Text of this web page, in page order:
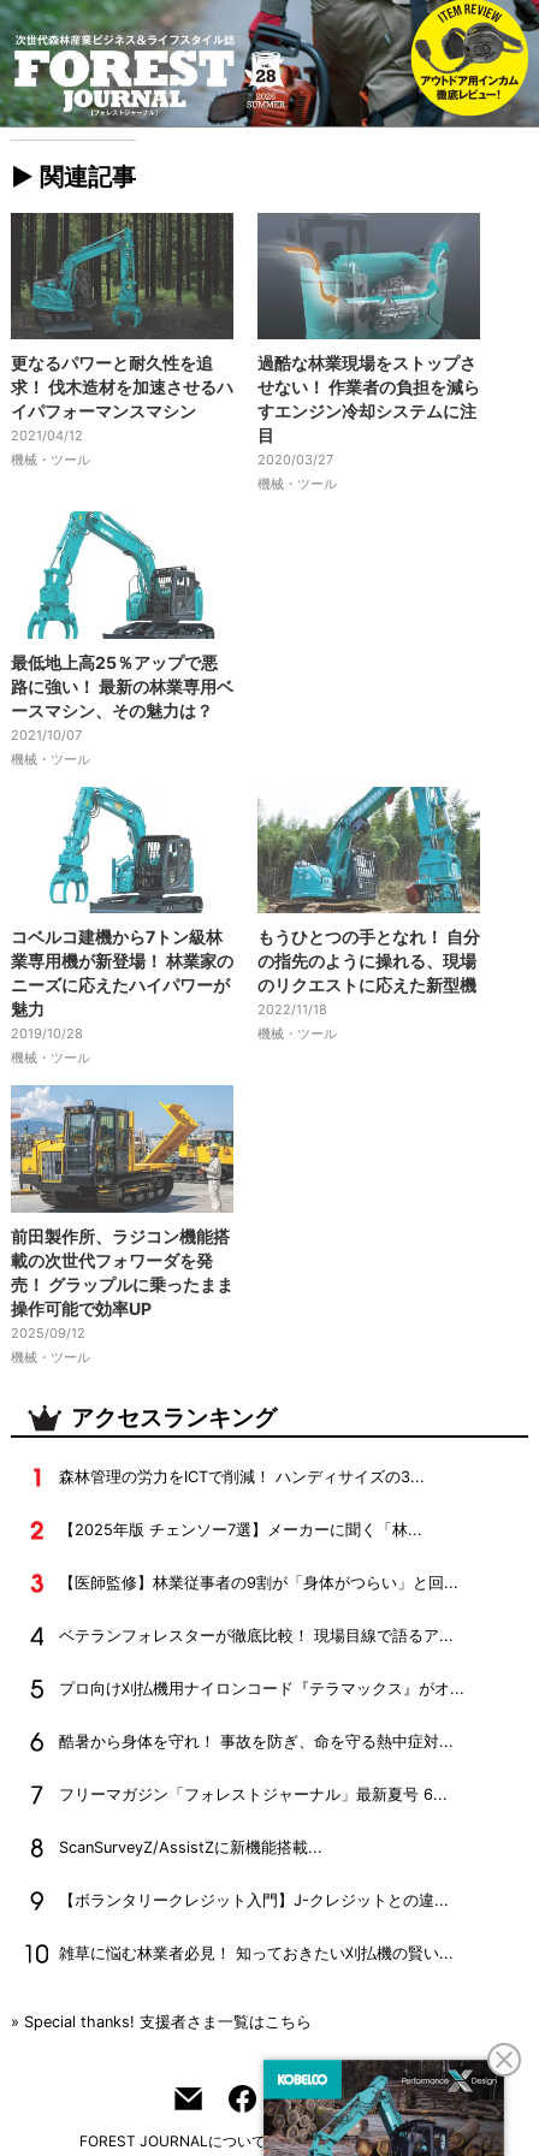
► 関連記事
更なるパワーと耐久性を追
求！ 伐木造材を加速させるハ
イパフォーマンスマシン
2021/04/12
機械・ツール
過酷な林業現場をストップさ
せない！ 作業者の負担を減ら
すエンジン冷却システムに注
目
2020/03/27
機械・ツール
最低地上高25％アップで悪
路に強い！ 最新の林業専用ベ
ースマシン、その魅力は？
2021/10/07
機械・ツール
コベルコ建機から7トン級林
業専用機が新登場！ 林業家の
ニーズに応えたハイパワーが
魅力
2019/10/28
機械・ツール
もうひとつの手となれ！ 自分
の指先のように操れる、現場
のリクエストに応えた新型機
2022/11/18
機械・ツール
前田製作所、ラジコン機能搭
載の次世代フォワーダを発
売！ グラップルに乗ったまま
操作可能で効率UP
2025/09/12
機械・ツール
アクセスランキング
森林管理の労力をICTで削減！ ハンディサイズの3...
【2025年版 チェンソー7選】メーカーに聞く「林...
【医師監修】林業従事者の9割が「身体がつらい」と回...
ベテランフォレスターが徹底比較！ 現場目線で語るア...
プロ向け刈払機用ナイロンコード『テラマックス』がオ...
酷暑から身体を守れ！ 事故を防ぎ、命を守る熱中症対...
フリーマガジン「フォレストジャーナル」最新夏号 6...
ScanSurveyZ/AssistZに新機能搭載...
【ボランタリークレジット入門】J-クレジットとの違...
雑草に悩む林業者必見！ 知っておきたい刈払機の賢い...
» Special thanks! 支援者さま一覧はこちら
FOREST JOURNALについて
フリーマガジンはこちら